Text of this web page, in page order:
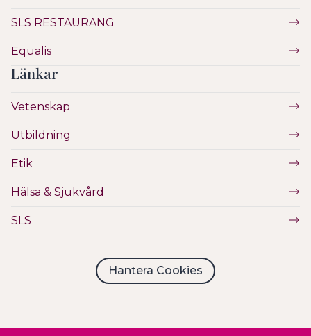
SLS RESTAURANG
Equalis
Länkar
Vetenskap
Utbildning
Etik
Hälsa & Sjukvård
SLS
Hantera Cookies